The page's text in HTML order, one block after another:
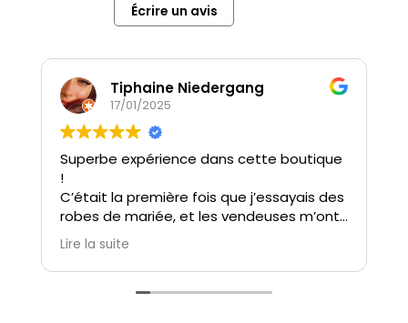
Écrire un avis
Tiphaine Niedergang
17/01/2025
Superbe expérience dans cette boutique
!
C’était la première fois que j’essayais des
robes de mariée, et les vendeuses m’ont
immédiatement mise à l’aise. Elles ont
été à l’écoute, très patientes, et
incroyablement attentionnées. Grâce à
elles, j’ai vécu un moment unique et
Lire la suite